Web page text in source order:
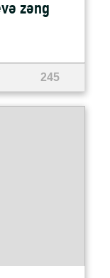
zəng
245